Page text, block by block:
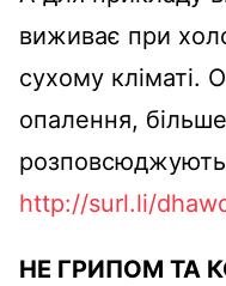
виживає при
сухому кліматі.
опалення,
розповсюджують
http://surl.li/
НЕ ГРИПОМ ТА